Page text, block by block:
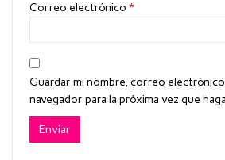
Correo electrónico *
Guardar mi nombre, correo
navegador para la próxima vez que